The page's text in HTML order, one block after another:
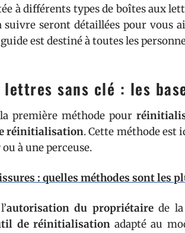
à différents types de boîtes aux
suivre seront détaillées pour vous
est destiné à toutes les
sans clé : les
première méthode pour
réinitialisation. Cette méthode est
ou à une perceuse.
: quelles méthodes sont les
autorisation du propriétairede la
de réinitialisationadapté au